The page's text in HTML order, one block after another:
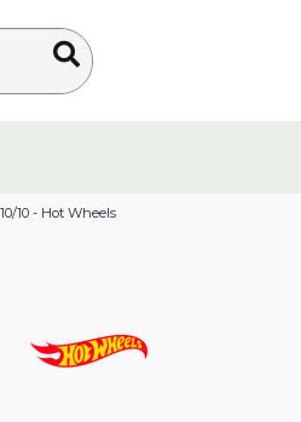
10 - Hot Wheels